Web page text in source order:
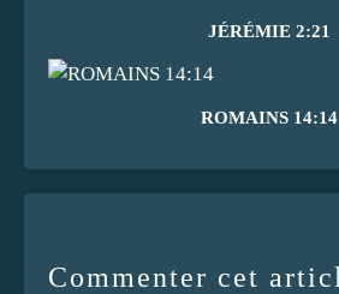
JÉRÉMIE 2:21
ROMAINS 14:14
Commenter cet